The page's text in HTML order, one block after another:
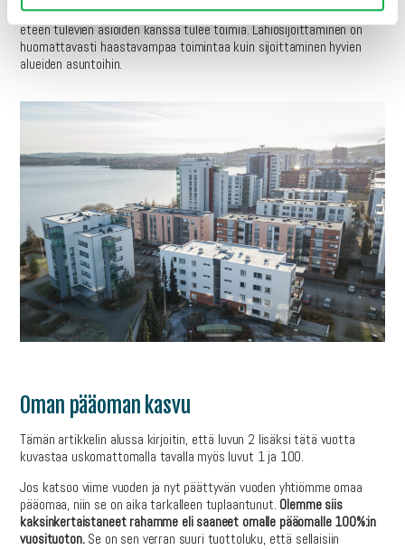
mielestämme perusteltua. Pitää kuitenkin tietää tarkasti kuinka
eteen tulevien asioiden kanssa tulee toimia. Lähiösijoittaminen on
huomattavasti haastavampaa toimintaa kuin sijoittaminen hyvien
alueiden asuntoihin.
Oman pääoman kasvu
Tämän artikkelin alussa kirjoitin, että luvun 2 lisäksi tätä vuotta
kuvastaa uskomattomalla tavalla myös luvut 1 ja 100.
Jos katsoo viime vuoden ja nyt päättyvän vuoden yhtiömme omaa
pääomaa, niin se on aika tarkalleen tuplaantunut. Olemme siis
kaksinkertaistaneet rahamme eli saaneet omalle pääomalle 100%:in
vuosituoton.Se on sen verran suuri tuottoluku, että sellaisiin